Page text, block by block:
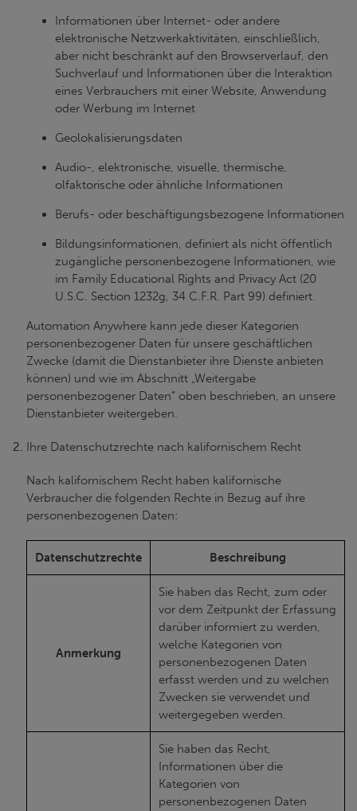
Informationen über Internet- oder andere
elektronische Netzwerkaktivitäten, einschließlich,
aber nicht beschränkt auf den Browserverlauf, den
Suchverlauf und Informationen über die Interaktion
eines Verbrauchers mit einer Website, Anwendung
oder Werbung im Internet
Geolokalisierungsdaten
Audio-, elektronische, visuelle, thermische,
olfaktorische oder ähnliche Informationen
Berufs- oder beschäftigungsbezogene Informationen
Bildungsinformationen, definiert als nicht öffentlich
zugängliche personenbezogene Informationen, wie
im Family Educational Rights and Privacy Act (20
U.S.C. Section 1232g, 34 C.F.R. Part 99) definiert.
Automation Anywhere kann jede dieser Kategorien
personenbezogener Daten für unsere geschäftlichen
Zwecke (damit die Dienstanbieter ihre Dienste anbieten
können) und wie im Abschnitt „Weitergabe
personenbezogener Daten“ oben beschrieben, an unsere
Dienstanbieter weitergeben.
Ihre Datenschutzrechte nach kalifornischem Recht
Nach kalifornischem Recht haben kalifornische
Verbraucher die folgenden Rechte in Bezug auf ihre
personenbezogenen Daten:
Datenschutzrechte Beschreibung
Anmerkung
Sie haben das Recht, zum oder
vor dem Zeitpunkt der Erfassung
darüber informiert zu werden,
welche Kategorien von
personenbezogenen Daten
erfasst werden und zu welchen
Zwecken sie verwendet und
weitergegeben werden.
Sie haben das Recht,
Informationen über die
Kategorien von
personenbezogenen Daten